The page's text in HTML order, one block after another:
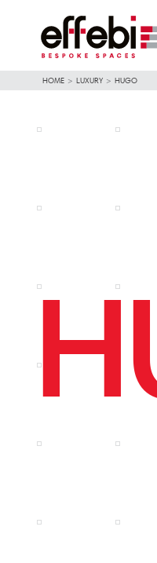
HOME > LUXURY > HUGO